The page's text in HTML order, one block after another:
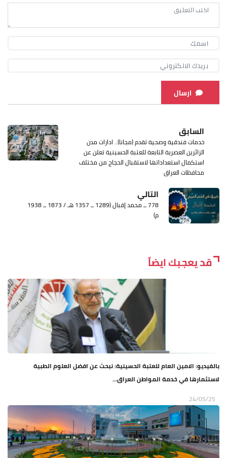
ارسال
السابق
خدمات فندقية وصحية تقدم (مجانا).. ادارات مدن
الزائرين العصرية التابعة للعتبة الحسينية تعلن عن
استكمال استعداداتها لاستقبال الحجاج من مختلف
محافظات العراق
التالي
778 ــ محمد إقبال (1289 ــ 1357 هـ / 1873 ــ 1938
م)
قد يعجبك ايضاً
بالفيديو: الامين العام للعتبة الحسينية: نبحث عن افضل العلوم الطبية
لاستثمارها في خدمة المواطن العراق...
24/05/25